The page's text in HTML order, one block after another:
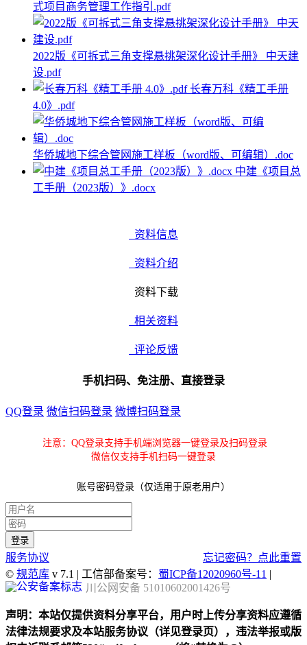
式项目商务管理工作指引.pdf
2022版《可拆式三角支撑悬挑架深化设计手册》 中天建
设.pdf
长春万科《精工手册
4.0》.pdf
华侨城地下综合管网施工样板（word版、可编辑）.doc
中建《项目总
工手册（2023版）》.docx
资料信息
资料介绍
资料下载
相关资料
评论反馈
手机扫码、免注册、直接登录
QQ登录 微信扫码登录 微博扫码登录
注意：QQ登录支持手机端浏览器一键登录及扫码登录
微信仅支持手机扫码一键登录
账号密码登录（仅适用于原老用户）
服务协议
忘记密码？点此重置
© 规范库 v 7.1 | 工信部备案号： 蜀ICP备12020960号-11 |
川公网安备 51010602001426号
声明：本站仅提供资料分享平台，用户时上传分享资料应遵循
法律法规要求及本站服务协议（详见登录页），违法举报或版